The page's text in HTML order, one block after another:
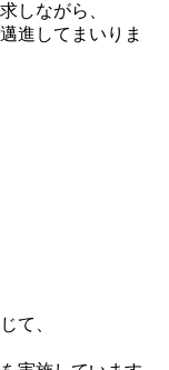
しながら、
進してまいりま
て、